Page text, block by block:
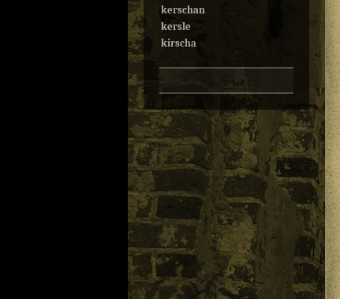
kerschan
kersle
kirscha